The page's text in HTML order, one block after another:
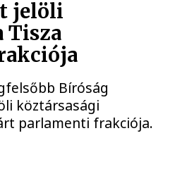
jelöli
Tisza
Bíróság
köztársasági
parlamenti frakciója.